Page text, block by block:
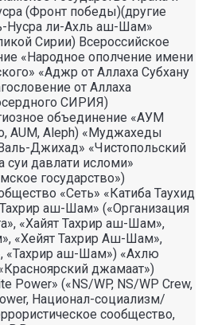
(Фронт победы)(другие
Нусра ли-Ахль аш-Шам»
Сирии) Всероссийское
«Народное ополчение имени
«Аджр от Аллаха Субхану
от Аллаха
СИРИЯ)
объединение «АУМ
AUM, Aleph) «Муджахеды
Джихад» «Чистопольский
давлати исломи»
государство»)
«Сеть» «Катиба Таухид
аш-Шам» («Организация
«Хайят Тахрир аш-Шам»,
«Хейят Тахрир Аш-Шам»,
«Тахрир аш-Шам») «Ахлю
джамаат»)
Power» («NS/WP, NS/WP Crew,
Национал-социализм/
сообщество,